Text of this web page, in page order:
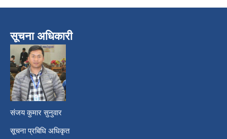
सूचना अधिकारी
संजय कुमार सुनुवार
सूचना प्रबिधि अधिकृत